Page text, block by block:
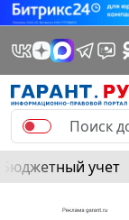
Бюджетный учет